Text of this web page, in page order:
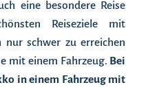
eine besondere Reise
Reiseziele mit
schwer zu erreichen
mit einem Fahrzeug. Bei
in einem Fahrzeug mit